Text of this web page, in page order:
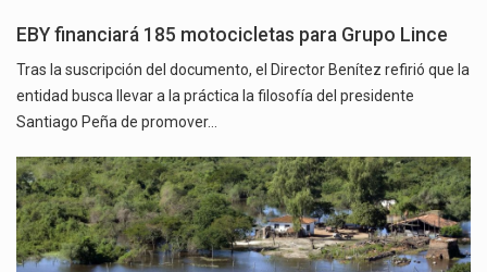
EBY financiará 185 motocicletas para Grupo Lince
Tras la suscripción del documento, el Director Benítez refirió que la
entidad busca llevar a la práctica la filosofía del presidente
Santiago Peña de promover…